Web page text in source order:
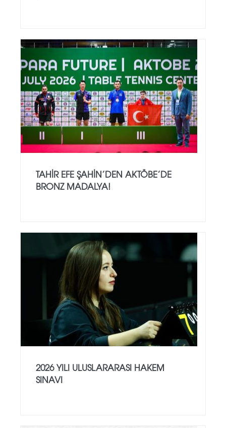
TAHIR EFE ŞAHIN’DEN AKTÖBE’DE
BRONZ MADALYA!
2026 YILI ULUSLARARASI HAKEM
SINAVI